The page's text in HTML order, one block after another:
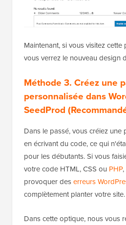
Maintenant, si vous visitez
vous verrez le nouveau design
Méthode 3. Créez une
personnalisée dans
SeedProd
Dans le passé, vous créiez
en écrivant du code, ce qui
pour les débutants. Si vous
votre code HTML, CSS ou PHP
provoquer deserreurs
complètement planter votre site.
Dans cette optique, nous vous